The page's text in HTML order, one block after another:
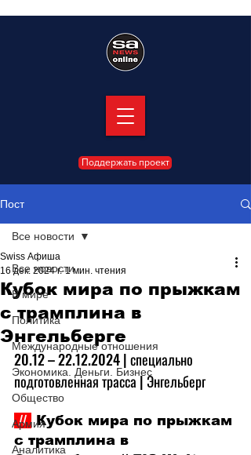
Поддержать проект
Пост
Все новости
В мире
Политика
Международные отношения
Экономика. Деньги. Бизнес
Общество
Армия
Аналитика
Все новости
Кубок мира по прыжкам
с трамплина в
Энгельберге
Swiss Афиша
16 дек. 2024 г. 1 мин. чтения
20.12 – 22.12.2024 | специально
подготовленная трасса| Энгельберг
// Кубок мира по прыжкам
с трамплина в